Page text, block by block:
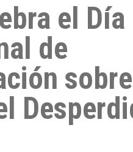
el Día
de